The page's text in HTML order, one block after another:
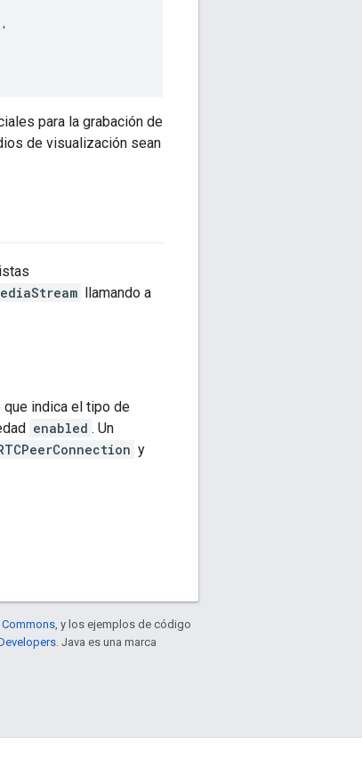
para la grabación de
de visualización sean
llamando a
que indica el tipo de
enabled . Un
y
Commons, y los ejemplos de código
. Java es una marca